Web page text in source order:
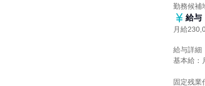
勤務候補
給与
月給
給与詳細
基本給：
固定残業